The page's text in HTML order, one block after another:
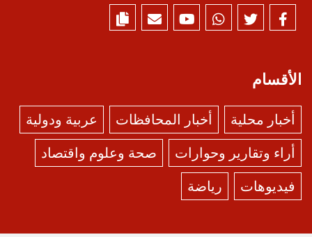
الأقسام
أخبار محلية أخبار المحافظات
عربية ودولية
أراء وتقارير وحوارات
صحة وعلوم واقتصاد
فيديوهات
رياضة